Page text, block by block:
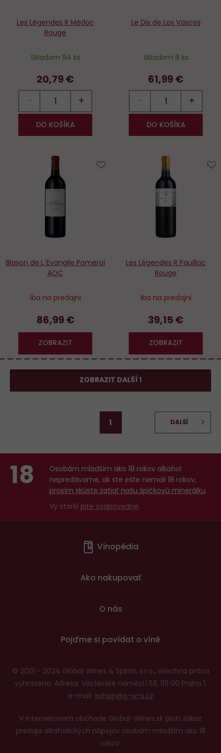
Les Légendes R Médoc
Rouge
Skladom 94 ks
20,79 €
− +
DO KOŠÍKA
Le Dix de Los Vascos
Skladom 8 ks
61,99 €
− +
DO KOŠÍKA
Blason de L´Evangile Pomerol
AOC
Iba na predajni
86,99 €
ZOBRAZIT
Les Légendes R Pauillac
Rouge
Iba na predajni
39,15 €
ZOBRAZIT
ZOBRAZIT DALŠÍ 1
1 DALŠÍ
18
Osobám mladším ako 18 rokov alkohol
nepredávame, ak ste ešte nemali 18 rokov,
prosím skúste zatiaľ našu špičkovú minerálku.
Vy starší pite zodpovedne.
Vínopédia
Ako nakupovať
O nás
Pojďme si povídat o víně
© 2001 - 2024 Global Wines & Spirits, s.r.o., všechna práva
vyhrazena. Adresa: Václavské náměstí 53, 110 00 Praha 1,
e-mail: eshop@g-w-s.cz
V internetovom obchode Global-Wines.sk platí zákaz
predaja alkoholických nápojov osobám mladším ako 18
rokov.